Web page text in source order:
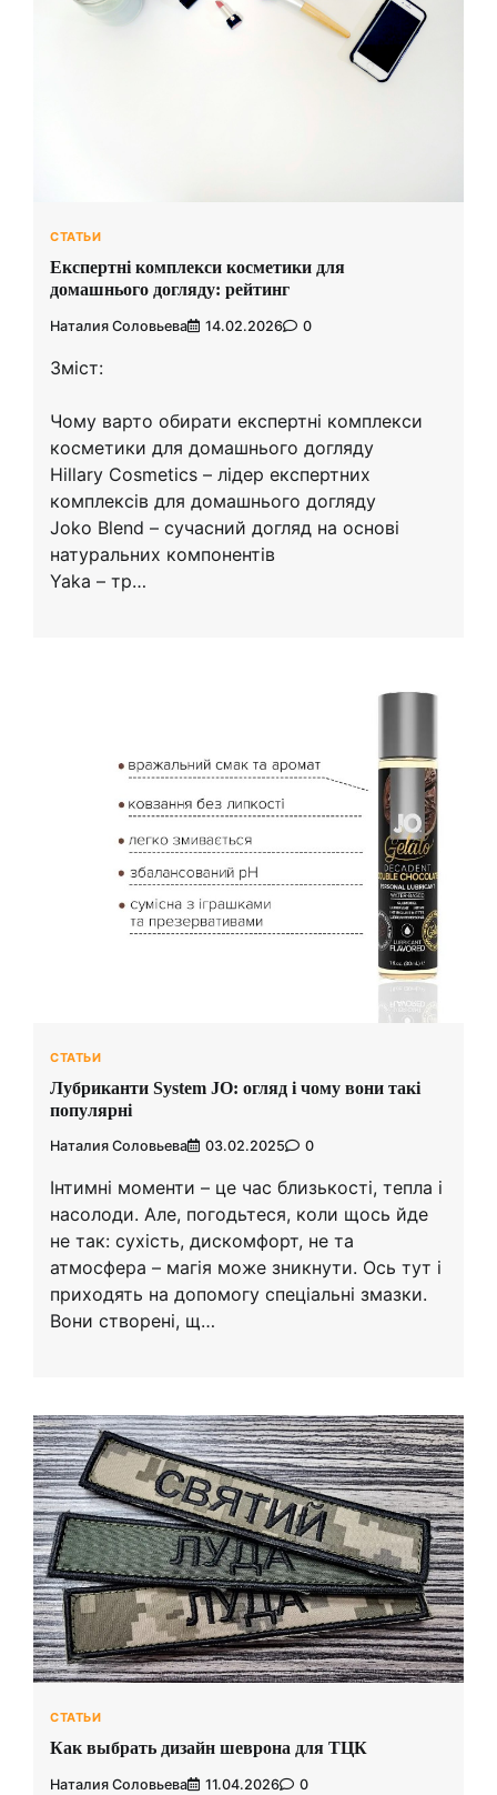
СТАТЬИ
Експертні комплекси косметики для
домашнього догляду: рейтинг
Наталия Соловьева 14.02.2026 0
Зміст:
Чому варто обирати експертні комплекси
косметики для домашнього догляду
Hillary Cosmetics – лідер експертних
комплексів для домашнього догляду
Joko Blend – сучасний догляд на основі
натуральних компонентів
Yaka – тр…
СТАТЬИ
Лубриканти System JO: огляд і чому вони такі
популярні
Наталия Соловьева 03.02.2025 0
Інтимні моменти – це час близькості, тепла і
насолоди. Але, погодьтеся, коли щось йде
не так: сухість, дискомфорт, не та
атмосфера – магія може зникнути. Ось тут і
приходять на допомогу спеціальні змазки.
Вони створені, щ…
СТАТЬИ
Как выбрать дизайн шеврона для ТЦК
Наталия Соловьева 11.04.2026 0